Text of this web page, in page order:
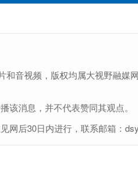
音视频，版权均属大视野融媒
该消息，并不代表赞同其观点。
后30日内进行，联系邮箱：